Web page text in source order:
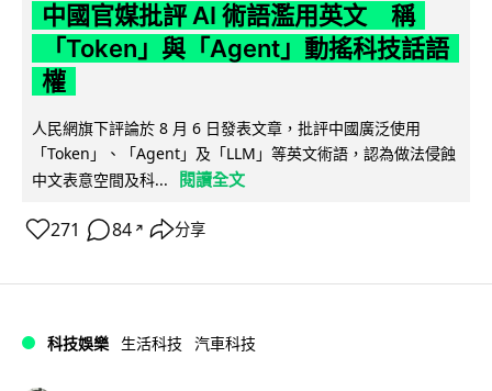
中國官媒批評 AI 術語濫用英文 稱
「Token」與「Agent」動搖科技話語
權
人民網旗下評論於 8 月 6 日發表文章，批評中國廣泛使用
「Token」、「Agent」及「LLM」等英文術語，認為做法侵蝕
中文表意空間及科...
閱讀全文
271 84 ↗ 分享
科技娛樂 生活科技 汽車科技